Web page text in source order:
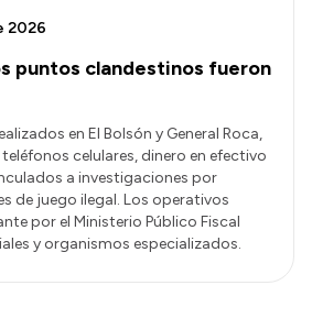
puntos clandestinos fueron
2026
en El Bolsón y General Roca,
celulares, dinero en efectivo
a investigaciones por
de juego ilegal. Los operativos
por el Ministerio Público Fiscal
y organismos especializados.